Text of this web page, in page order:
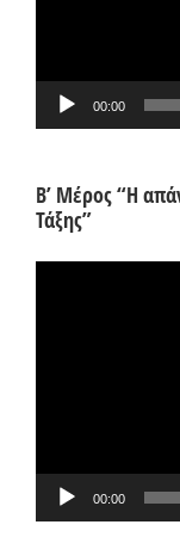
00:00
Β’ Μέρος “Η
Τάξης”
00:00